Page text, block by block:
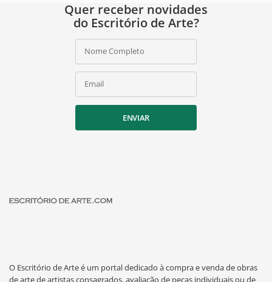
Quer receber novidades
do Escritório de Arte?
Nome Completo
Email
ENVIAR
O Escritório de Arte é um portal dedicado à compra e venda de obras
de arte de artistas consagrados, avaliação de peças individuais ou de